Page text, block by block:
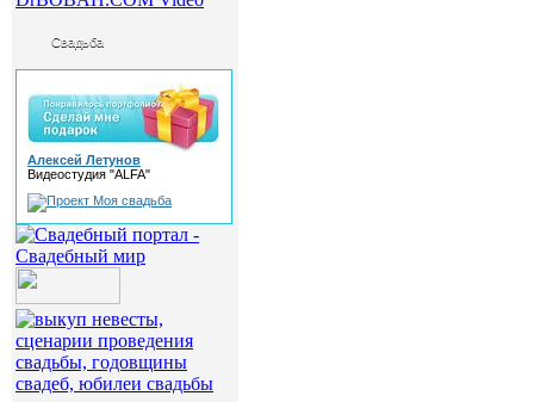
Свадьба
Алексей Летунов
Видеостудия "ALFA"